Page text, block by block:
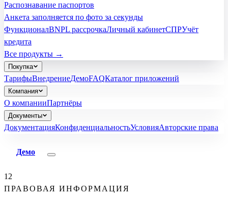
Распознавание паспортов
Анкета заполняется по фото за секунды
ФункционалBNPL рассрочкаЛичный кабинетСПРУчёт
кредита
Все продукты →
Покупка
ТарифыВнедрениеДемоFAQКаталог приложений
Компания
О компанииПартнёры
Документы
ДокументацияКонфиденциальностьУсловияАвторские права
Демо
12
ПРАВОВАЯ ИНФОРМАЦИЯ